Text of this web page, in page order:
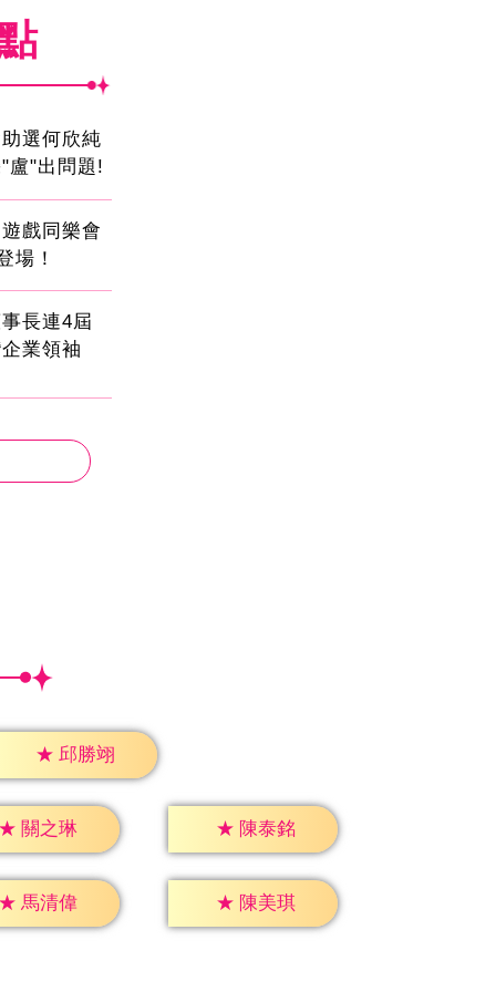
選何欣純
盧"出問題!
戲同樂會
場！
長連4屆
業領袖
★ 邱勝翊
關之琳 ★ 陳泰銘
馬清偉 ★ 陳美琪